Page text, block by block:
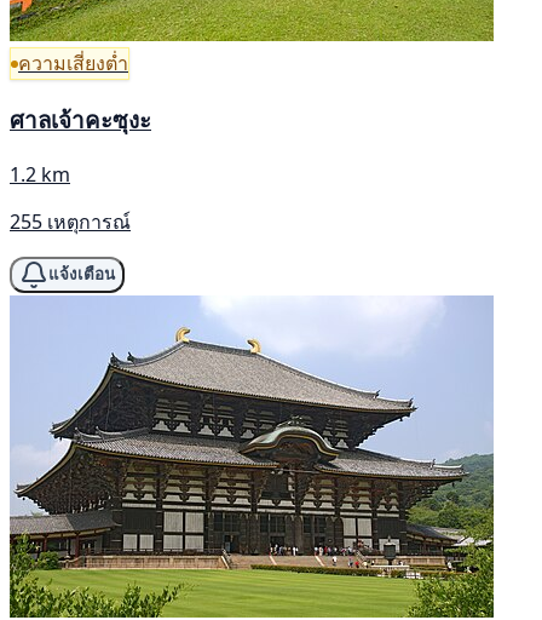
ความเสี่ยงต่ำ
ศาลเจ้าคะซุงะ
1.2 km
255 เหตุการณ์
แจ้งเตือน